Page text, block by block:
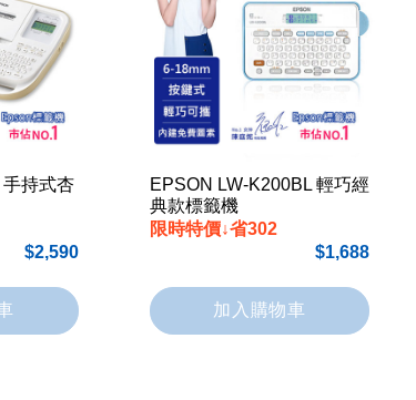
持式杏
2,590
EPSON LW-K200BL 輕巧經
典款標籤機
限時特價↓省302
1,688
加入購物車